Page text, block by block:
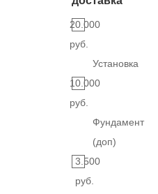
20.000
руб.
Установка
10.000
руб.
Фундамент
(доп)
3.500
руб.